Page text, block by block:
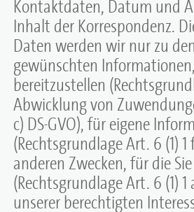
Kontaktdaten, Datum und
Inhalt der Korrespondenz.
Daten werden wir nur zu
gewünschten
bereitzustellen
Abwicklung von
c) DS-GVO), für eigene
(Rechtsgrundlage Art. 6 (1)
anderen Zwecken, für die
(Rechtsgrundlage Art. 6 (1)
unserer berechtigten